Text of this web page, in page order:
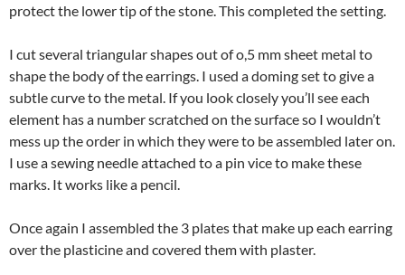
protect the lower tip of the stone. This completed the setting.
I cut several triangular shapes out of o,5 mm sheet metal to
shape the body of the earrings. I used a doming set to give a
subtle curve to the metal. If you look closely you’ll see each
element has a number scratched on the surface so I wouldn’t
mess up the order in which they were to be assembled later on.
I use a sewing needle attached to a pin vice to make these
marks. It works like a pencil.
Once again I assembled the 3 plates that make up each earring
over the plasticine and covered them with plaster.